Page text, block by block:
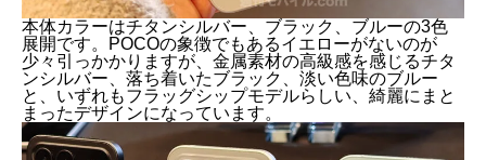
本体カラーはチタンシルバー、ブラック、ブルーの3色
展開です。POCOの象徴でもあるイエローがないのが
少々引っかかりますが、金属素材の高級感を感じるチタ
ンシルバー、落ち着いたブラック、淡い色味のブルー
と、いずれもフラッグシップモデルらしい、綺麗にまと
まったデザインになっています。